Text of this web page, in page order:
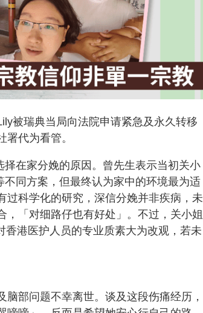
被瑞典当局向法院申请紧急及永久转移
代为看管。
在家分娩的原因。曾先生表示当初关小
同方案，但最终认为家中的环境最为适
过科学化的研究，深信分娩并非疾病，未
「对细路仔也有好处」。不过，关小姐
港医护人员的专业质素大为改观，若未
部问题不幸离世。谈及这段伤痛经历，